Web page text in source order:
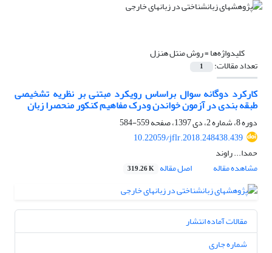
کلیدواژه‌ها =روش منتل هنزل
تعداد مقالات: 1
کارکرد دوگانه سوال براساس رویکرد مبتنی بر نظریه تشخیصی
طبقه بندی در آزمون خواندن ودرک مفاهیم کنکور منحصرا زبان
دوره 8، شماره 2، دی 1397، صفحه
559-584
10.22059/jflr.2018.248438.439
حمدا... راوند
مشاهده مقاله
اصل مقاله 319.26 K
مقالات آماده انتشار
شماره جاری